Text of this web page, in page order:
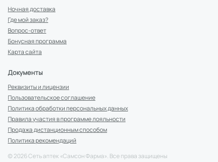
Ночная доставка
Где мой заказ?
Вопрос-ответ
Бонусная программа
Карта сайта
Документы
Реквизиты и лицензии
Пользовательское соглашение
Политика обработки персональных данных
Правила участия в программе лояльности
Продажа дистанционным способом
Политика рекомендаций
© 2026Сеть аптек «Самсон Фарма». Все права защищены